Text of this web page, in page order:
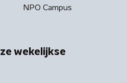
NPO Campus
wekelijkse